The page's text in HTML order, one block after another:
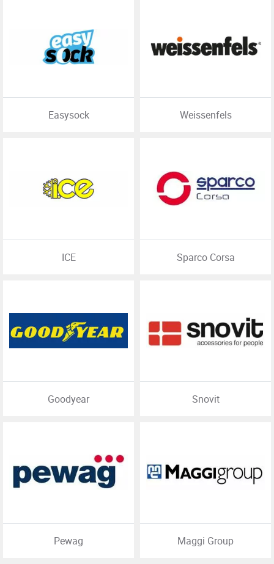
Easysock Weissenfels
ICE Sparco Corsa
Goodyear Snovit
Pewag Maggi Group